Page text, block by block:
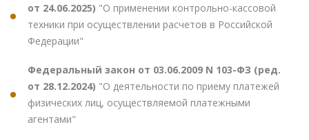
от 24.06.2025) "О применении контрольно-кассовой
техники при осуществлении расчетов в Российской
Федерации"
Федеральный закон от 03.06.2009 N 103-ФЗ (ред.
от 28.12.2024) "О деятельности по приему платежей
физических лиц, осуществляемой платежными
агентами"